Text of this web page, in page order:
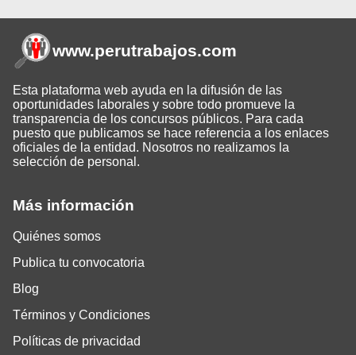
Más información
Quiénes somos
Publica tu convocatoria
Blog
Términos y Condiciones
Políticas de privacidad
www.perutrabajos.com
Esta plataforma web ayuda en la difusión de las
oportunidades laborales y sobre todo promueve la
transparencia de los concursos públicos. Para cada
puesto que publicamos se hace referencia a los enlaces
oficiales de la entidad. Nosotros no realizamos la
selección de personal.